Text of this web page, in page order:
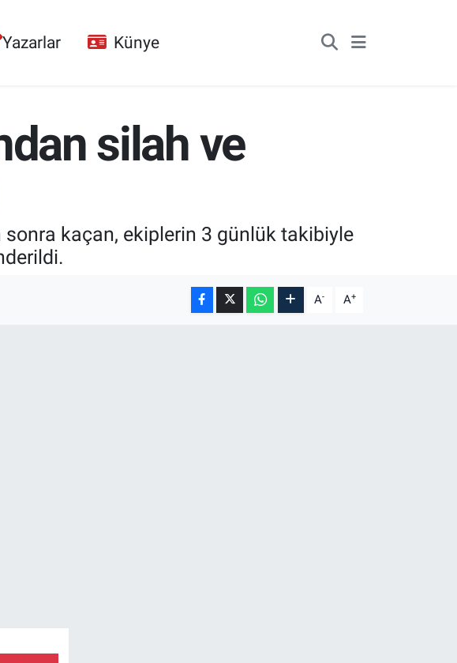
Yazarlar Künye
silah ve
kaçan, ekiplerin 3 günlük takibiyle
A- A+